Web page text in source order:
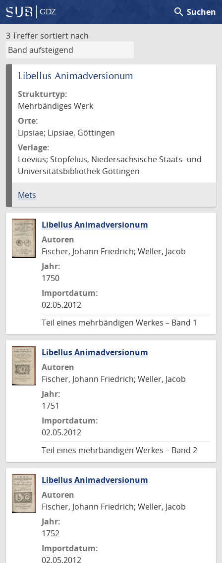
GDZ search Suchen
3 Treffer sortiert nach
Libellus Animadversionum
Strukturtyp:
Mehrbändiges Werk
Orte:
Lipsiae; Lipsiae, Göttingen
Verlage:
Loevius; Stopfelius, Niedersächsische Staats- und
Universitätsbibliothek Göttingen
Mets
Libellus Animadversionum
Autoren
Fischer, Johann Friedrich; Weller, Jacob
Jahr:
1750
Importdatum:
02.05.2012
Teil eines mehrbändigen Werkes – Band 1
Libellus Animadversionum
Autoren
Fischer, Johann Friedrich; Weller, Jacob
Jahr:
1751
Importdatum:
02.05.2012
Teil eines mehrbändigen Werkes – Band 2
Libellus Animadversionum
Autoren
Fischer, Johann Friedrich; Weller, Jacob
Jahr:
1752
Importdatum:
02.05.2012